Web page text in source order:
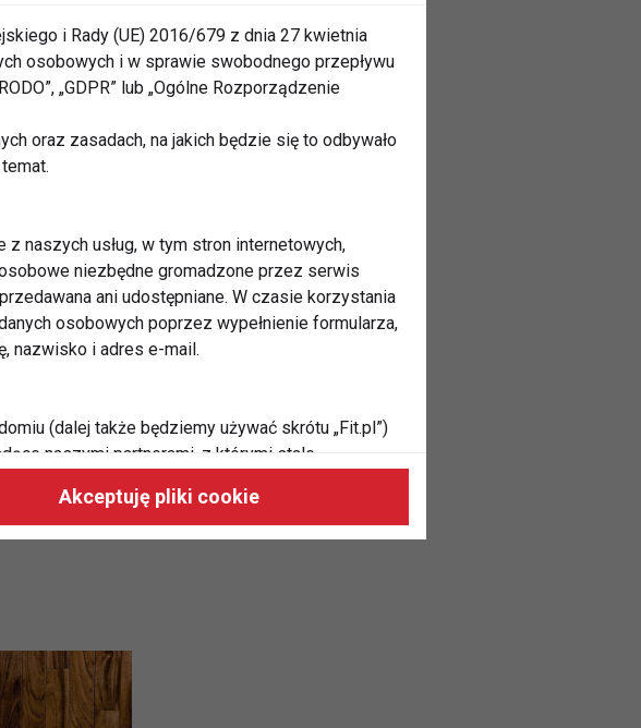
serca
Zgodnie z
do
i Rady (UE) 2016/679 z dnia 27 kwietnia
osobowych i w sprawie swobodnego przepływu
„GDPR” lub „Ogólne Rozporządzenie
oraz zasadach, na jakich będzie się to odbywało
naszych usług, w tym stron internetowych,
niezbędne gromadzone przez serwis
ani udostępniane. W czasie korzystania
osobowych poprzez wypełnienie formularza,
nazwisko i adres e-mail.
(dalej także będziemy używać skrótu „Fit.pl”)
naszymi partnerami, z którymi stale
do Twoich zainteresowań oraz do
oszustwa czy nadużycia,
że będą maksymalnie odpowiadać Twoim
Akceptuję pliki cookie